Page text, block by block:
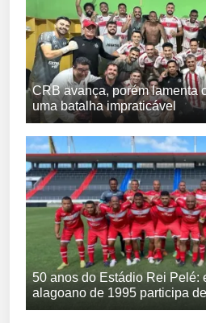
CRB avança, porém lamenta
uma batalha impraticável
50 anos do Estádio Rei Pelé:
alagoano de 1995 participa